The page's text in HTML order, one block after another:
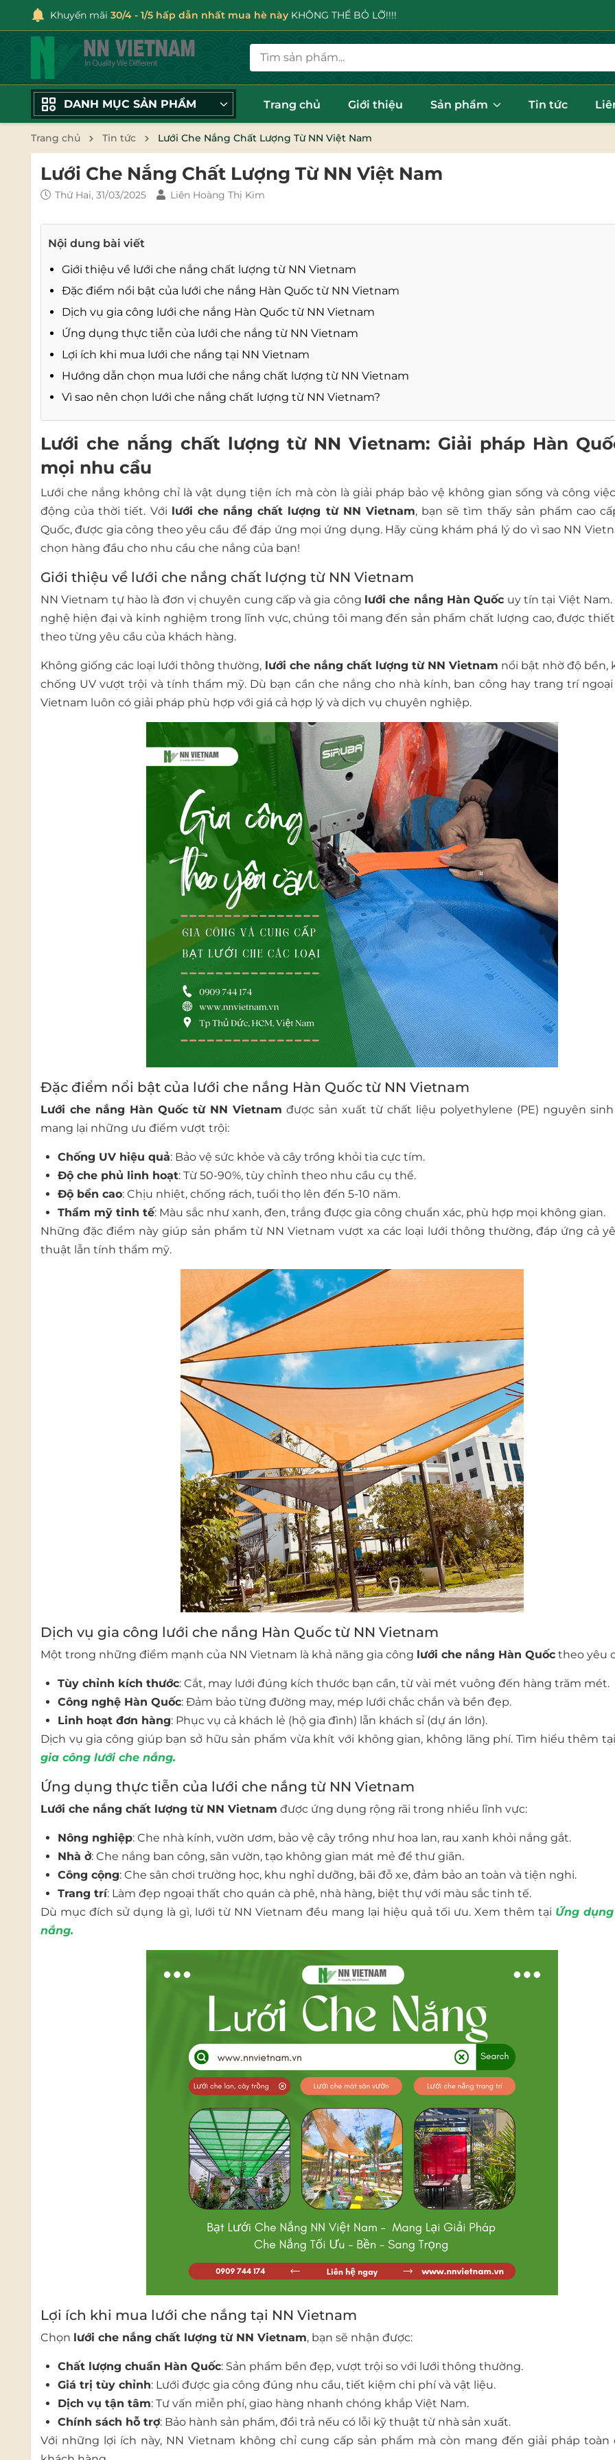
Khuyến mãi 30/4 - 1/5 hấp dẫn nhất mua hè này KHÔNG THỂ BỎ LỠ!!!!
DANH MỤC SẢN PHẨM Trang chủ Giới thiệu Sản phẩm Tin tức
Trang chủ Tin tức Lưới Che Nắng Chất Lượng Từ NN Việt Nam
Lưới Che Nắng Chất Lượng Từ NN Việt Nam
Thứ Hai, 31/03/2025 Liên Hoàng Thị Kim
Nội dung bài viết
Giới thiệu về lưới che nắng chất lượng từ NN Vietnam
Đặc điểm nổi bật của lưới che nắng Hàn Quốc từ NN Vietnam
Dịch vụ gia công lưới che nắng Hàn Quốc từ NN Vietnam
Ứng dụng thực tiễn của lưới che nắng từ NN Vietnam
Lợi ích khi mua lưới che nắng tại NN Vietnam
Hướng dẫn chọn mua lưới che nắng chất lượng từ NN Vietnam
Vì sao nên chọn lưới che nắng chất lượng từ NN Vietnam?
Lưới che nắng chất lượng từ NN Vietnam: Giải pháp Hàn
mọi nhu cầu
Lưới che nắng không chỉ là vật dụng tiện ích mà còn là giải pháp bảo vệ không gian sống và công
động của thời tiết. Với lưới che nắng chất lượng từ NN Vietnam, bạn sẽ tìm thấy sản phẩm cao
Quốc, được gia công theo yêu cầu để đáp ứng mọi ứng dụng. Hãy cùng khám phá lý do vì sao NN
chọn hàng đầu cho nhu cầu che nắng của bạn!
Giới thiệu về lưới che nắng chất lượng từ NN Vietnam
NN Vietnam tự hào là đơn vị chuyên cung cấp và gia công lưới che nắng Hàn Quốc uy tín tại Việt Nam.
nghệ hiện đại và kinh nghiệm trong lĩnh vực, chúng tôi mang đến sản phẩm chất lượng cao, được
theo từng yêu cầu của khách hàng.
Không giống các loại lưới thông thường, lưới che nắng chất lượng từ NN Vietnam nổi bật nhờ độ bền,
chống UV vượt trội và tính thẩm mỹ. Dù bạn cần che nắng cho nhà kính, ban công hay trang trí ngoại
Vietnam luôn có giải pháp phù hợp với giá cả hợp lý và dịch vụ chuyên nghiệp.
Đặc điểm nổi bật của lưới che nắng Hàn Quốc từ NN Vietnam
Lưới che nắng Hàn Quốc từ NN Vietnam được sản xuất từ chất liệu polyethylene (PE) nguyên sinh
mang lại những ưu điểm vượt trội:
Chống UV hiệu quả: Bảo vệ sức khỏe và cây trồng khỏi tia cực tím.
Độ che phủ linh hoạt: Từ 50-90%, tùy chỉnh theo nhu cầu cụ thể.
Độ bền cao: Chịu nhiệt, chống rách, tuổi thọ lên đến 5-10 năm.
Thẩm mỹ tinh tế: Màu sắc như xanh, đen, trắng được gia công chuẩn xác, phù hợp mọi không gian.
Những đặc điểm này giúp sản phẩm từ NN Vietnam vượt xa các loại lưới thông thường, đáp ứng cả
thuật lẫn tính thẩm mỹ.
Dịch vụ gia công lưới che nắng Hàn Quốc từ NN Vietnam
Một trong những điểm mạnh của NN Vietnam là khả năng gia công lưới che nắng Hàn Quốc theo yêu
Tùy chỉnh kích thước: Cắt, may lưới đúng kích thước bạn cần, từ vài mét vuông đến hàng trăm mét.
Công nghệ Hàn Quốc: Đảm bảo từng đường may, mép lưới chắc chắn và bền đẹp.
Linh hoạt đơn hàng: Phục vụ cả khách lẻ (hộ gia đình) lẫn khách sỉ (dự án lớn).
Dịch vụ gia công giúp bạn sở hữu sản phẩm vừa khít với không gian, không lãng phí. Tìm hiểu thêm tại
gia công lưới che nắng.
Ứng dụng thực tiễn của lưới che nắng từ NN Vietnam
Lưới che nắng chất lượng từ NN Vietnam được ứng dụng rộng rãi trong nhiều lĩnh vực:
Nông nghiệp: Che nhà kính, vườn ươm, bảo vệ cây trồng như hoa lan, rau xanh khỏi nắng gắt.
Nhà ở: Che nắng ban công, sân vườn, tạo không gian mát mẻ để thư giãn.
Công cộng: Che sân chơi trường học, khu nghỉ dưỡng, bãi đỗ xe, đảm bảo an toàn và tiện nghi.
Trang trí: Làm đẹp ngoại thất cho quán cà phê, nhà hàng, biệt thự với màu sắc tinh tế.
Dù mục đích sử dụng là gì, lưới từ NN Vietnam đều mang lại hiệu quả tối ưu. Xem thêm tại Ứng
nắng.
Lợi ích khi mua lưới che nắng tại NN Vietnam
Chọn lưới che nắng chất lượng từ NN Vietnam, bạn sẽ nhận được:
Chất lượng chuẩn Hàn Quốc: Sản phẩm bền đẹp, vượt trội so với lưới thông thường.
Giá trị tùy chỉnh: Lưới được gia công đúng nhu cầu, tiết kiệm chi phí và vật liệu.
Dịch vụ tận tâm: Tư vấn miễn phí, giao hàng nhanh chóng khắp Việt Nam.
Chính sách hỗ trợ: Bảo hành sản phẩm, đổi trả nếu có lỗi kỹ thuật từ nhà sản xuất.
Với những lợi ích này, NN Vietnam không chỉ cung cấp sản phẩm mà còn mang đến giải pháp toàn